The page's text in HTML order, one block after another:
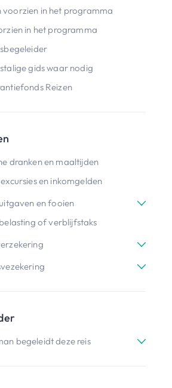
voorzien in het programma
in het programma
gids waar nodig
Reizen
dranken en maaltijden
en inkomgelden
en fooien
of verblijfstaks
begeleidt deze reis